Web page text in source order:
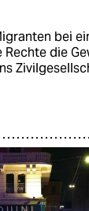
bei
die